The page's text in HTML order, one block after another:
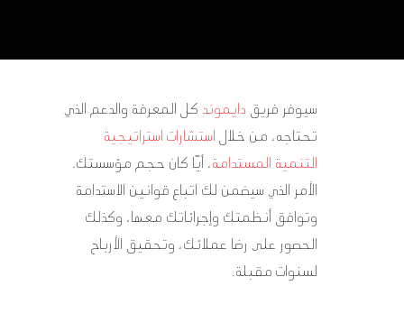
سيوفر فريق دايموند كل المعرفة والدعم الذي
تحتاجه، من خلالاستشارات استراتيجية
التنمية المستدامة، أيًا كان حجم مؤسستك.
الأمر الذي سيضمن لك اتباع قوانين الاستدامة
وتوافق أنظمتك وإجرائاتك معها، وكذلك
الحصور على رضا عملائك، وتحقيق الأرباح
لسنوات مقبلة.